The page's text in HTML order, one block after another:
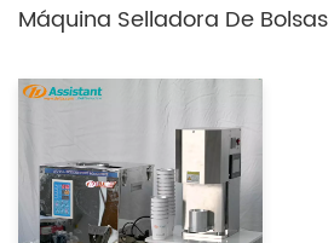
Máquina Selladora De Bolsas